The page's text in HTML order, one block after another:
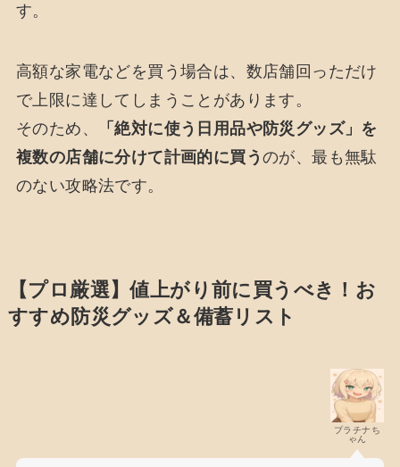
す。
高額な家電などを買う場合は、数店舗回っただけ
で上限に達してしまうことがあります。
そのため、
「絶対に使う日用品や防災グッズ」を
複数の店舗に分けて計画的に買う のが、最も無駄
のない攻略法です。
【プロ厳選】値上がり前に買うべき！お
すすめ防災グッズ＆備蓄リスト
プラチナち
ゃん